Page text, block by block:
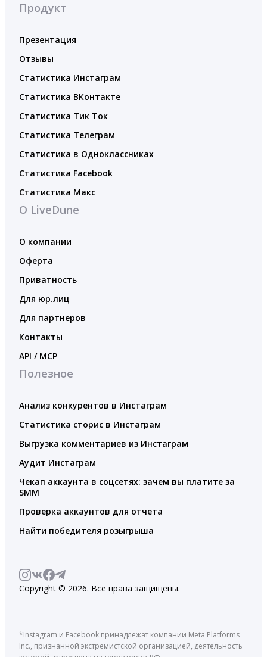
Продукт
Презентация
Отзывы
Статистика Инстаграм
Статистика ВКонтакте
Статистика Тик Ток
Статистика Телеграм
Статистика в Одноклассниках
Статистика Facebook
Статистика Макс
О LiveDune
О компании
Оферта
Приватность
Для юр.лиц
Для партнеров
Контакты
API / MCP
Полезное
Анализ конкурентов в Инстаграм
Статистика сторис в Инстаграм
Выгрузка комментариев из Инстаграм
Аудит Инстаграм
Чекап аккаунта в соцсетях: зачем вы платите за
SMM
Проверка аккаунтов для отчета
Найти победителя розыгрыша
Copyright © 2026. Все права защищены.
*Instagram и Facebook принадлежат компании Meta Platforms
Inc., признанной экстремистской организацией, деятельность